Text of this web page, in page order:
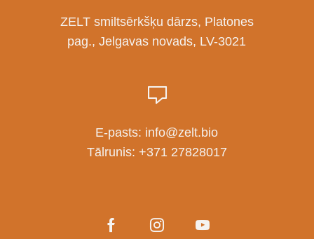
ZELT smiltsērkšķu dārzs, Platones
pag., Jelgavas novads, LV-3021
E-pasts: info@zelt.bio
Tālrunis: +371 27828017